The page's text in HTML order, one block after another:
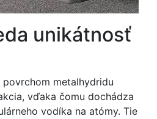
unikátnosť
metalhydridu
vďaka čomu dochádza
vodíka na atómy. Tie